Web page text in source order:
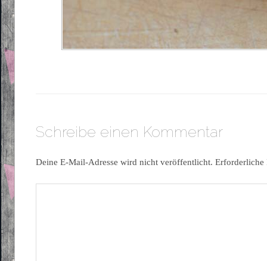
Schreibe einen Kommentar
Deine E-Mail-Adresse wird nicht veröffentlicht.